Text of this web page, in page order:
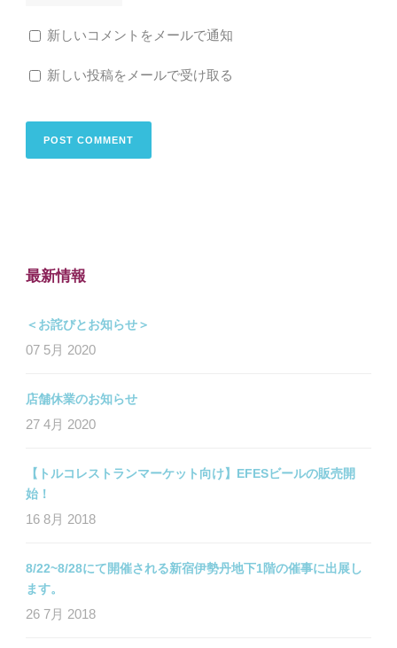
新しいコメントをメールで通知
新しい投稿をメールで受け取る
最新情報
＜お詫びとお知らせ＞
07 5月 2020
店舗休業のお知らせ
27 4月 2020
【トルコレストランマーケット向け】EFESビールの販売開
始！
16 8月 2018
8/22~8/28にて開催される新宿伊勢丹地下1階の催事に出展し
ます。
26 7月 2018